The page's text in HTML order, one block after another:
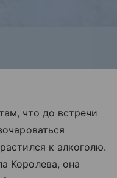
что до встречи
к алкоголю.
Королева, она